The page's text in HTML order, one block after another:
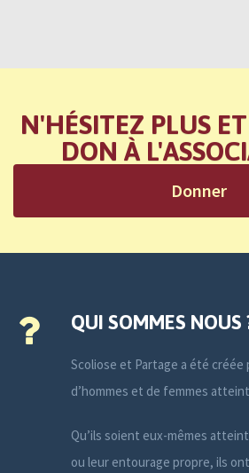
N'HÉSITEZ PLUS
DON À
Donner
QUI SOMMES NOUS
Scoliose et Partage a été créée
d’hommes et de femmes
Qu’ils soient eux-mêmes
ou leur entourage propre, ils